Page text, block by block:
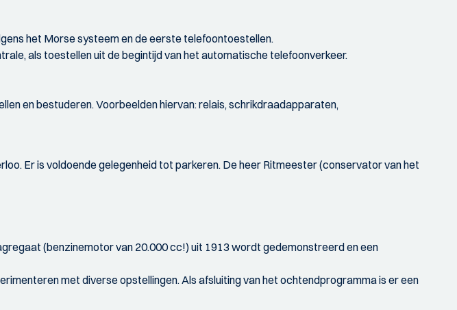
het Morse systeem en de eerste telefoontoestellen.
als toestellen uit de begintijd van het automatische telefoonverkeer.
en bestuderen. Voorbeelden hiervan: relais, schrikdraadapparaten,
Er is voldoende gelegenheid tot parkeren. De heer Ritmeester (conservator van het
(benzinemotor van 20.000 cc!) uit 1913 wordt gedemonstreerd en een
met diverse opstellingen. Als afsluiting van het ochtendprogramma is er een